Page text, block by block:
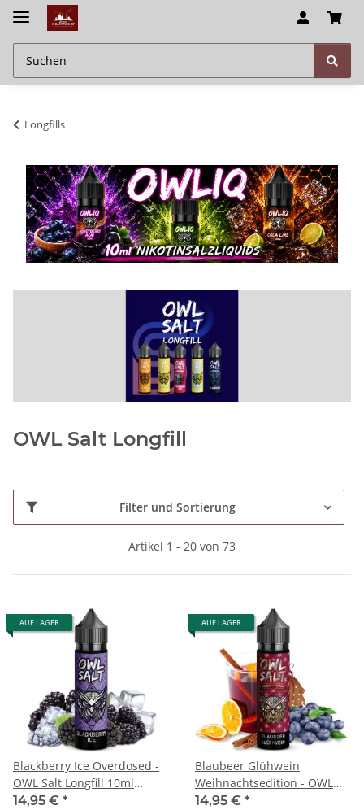
Longfills
OWL Salt Longfill
Filter und Sortierung
Artikel 1 - 20 von 73
AUF LAGER
Blackberry Ice Overdosed -
OWL Salt Longfill 10ml
Aroma
14,95 € *
AUF LAGER
Blaubeer Glühwein
Weihnachtsedition - OWL
Salt Longfill 10ml Aroma
14,95 € *